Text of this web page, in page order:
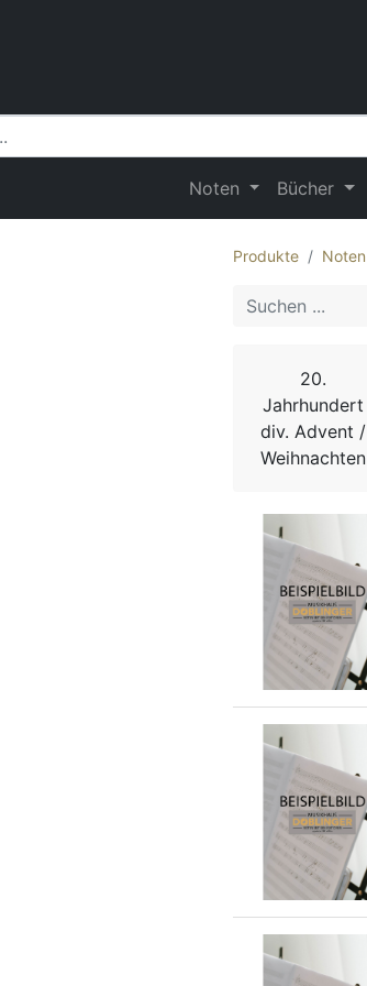
Noten Bücher
Produkte Noten
20.
Jahrhundert
div. Advent /
Weihnachten